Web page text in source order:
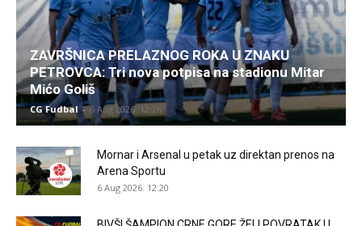
ZAVRŠNICA PRELAZNOG ROKA U ZNAKU
PETROVCA: Tri nova potpisa na stadionu Mitar
Mićo Goliš
CG Fudbal - 6 Aug 2026. 12:26
Mornar i Arsenal u petak uz direktan prenos na
Arena Sportu
6 Aug 2026. 12:20